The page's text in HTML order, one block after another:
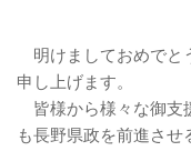
明けましておめでと
申し上げます。
皆様から様々な御支
も長野県政を前進さ